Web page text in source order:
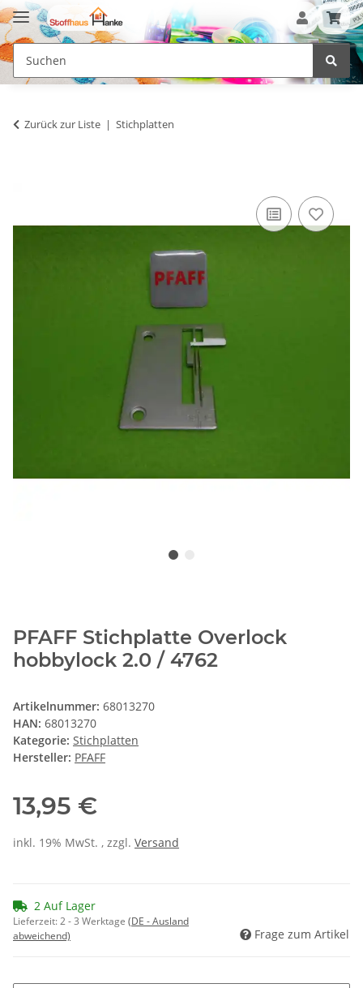
Zurück zur Liste Stichplatten
PFAFF Stichplatte Overlock
hobbylock 2.0 / 4762
Artikelnummer: 68013270
HAN: 68013270
Kategorie: Stichplatten
Hersteller: PFAFF
13,95 €
inkl. 19% MwSt. , zzgl. Versand
2 Auf Lager
Lieferzeit:2 - 3 Werktage (DE - Ausland
abweichend)
Frage zum Artikel